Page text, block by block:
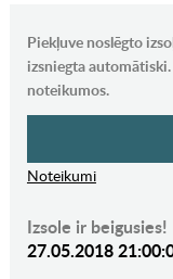
Piekļuve noslēgto
izsniegta
noteikumos.
Noteikumi
Izsole ir beigusies!
27.05.2018